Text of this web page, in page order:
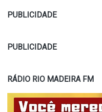
PUBLICIDADE
PUBLICIDADE
RÁDIO RIO MADEIRA FM